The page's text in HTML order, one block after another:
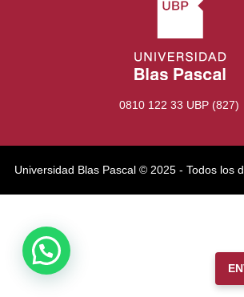
0810 122 33 UBP (827)
Universidad Blas Pascal ©️ 2025 - Todos los